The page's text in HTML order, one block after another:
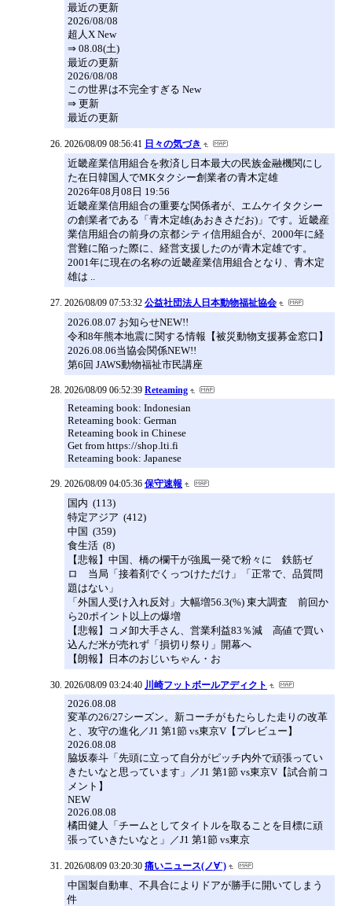
最近の更新
2026/08/08
超人X New
⇒ 08.08(土)
最近の更新
2026/08/08
この世界は不完全すぎる New
⇒ 更新
最近の更新
2026/08/09 08:56:41 日々の気づき
近畿産業信用組合を救済し日本最大の民族金融機関にし
た在日韓国人でMKタクシー創業者の青木定雄
2026年08月08日 19:56
近畿産業信用組合の重要な関係者が、エムケイタクシー
の創業者である「青木定雄(あおきさだお)」です。近畿産
業信用組合の前身の京都シティ信用組合が、2000年に経
営難に陥った際に、経営支援したのが青木定雄です。
2001年に現在の名称の近畿産業信用組合となり、青木定
雄は ..
2026/08/09 07:53:32 公益社団法人日本動物福祉協会
2026.08.07 お知らせNEW!!
令和8年熊本地震に関する情報【被災動物支援募金窓口】
2026.08.06当協会関係NEW!!
第6回 JAWS動物福祉市民講座
2026/08/09 06:52:39 Reteaming
Reteaming book: Indonesian
Reteaming book: German
Reteaming book in Chinese
Get from https://shop.lti.fi
Reteaming book: Japanese
2026/08/09 04:05:36 保守速報
国内 (113)
特定アジア (412)
中国 (359)
食生活 (8)
【悲報】中国、橋の欄干が強風一発で粉々に 鉄筋ゼ
ロ 当局「接着剤でくっつけただけ」「正常で、品質問
題はない」
「外国人受け入れ反対」大幅増56.3(%) 東大調査 前回か
ら20ポイント以上の爆増
【悲報】コメ卸大手さん、営業利益83％減 高値で買い
込んだ米が売れず「損切り祭り」開幕へ
【朗報】日本のおじいちゃん・お
2026/08/09 03:24:40 川崎フットボールアディクト
2026.08.08
変革の26/27シーズン。新コーチがもたらした走りの改革
と、攻守の進化／J1 第1節 vs東京V【プレビュー】
2026.08.08
脇坂泰斗「先頭に立って自分がピッチ内外で頑張ってい
きたいなと思っています」／J1 第1節 vs東京V【試合前コ
メント】
NEW
2026.08.08
橘田健人「チームとしてタイトルを取ることを目標に頑
張っていきたいなと」／J1 第1節 vs東京
2026/08/09 03:20:30 痛いニュース(ノ∀`)
中国製自動車、不具合によりドアが勝手に開いてしまう
件